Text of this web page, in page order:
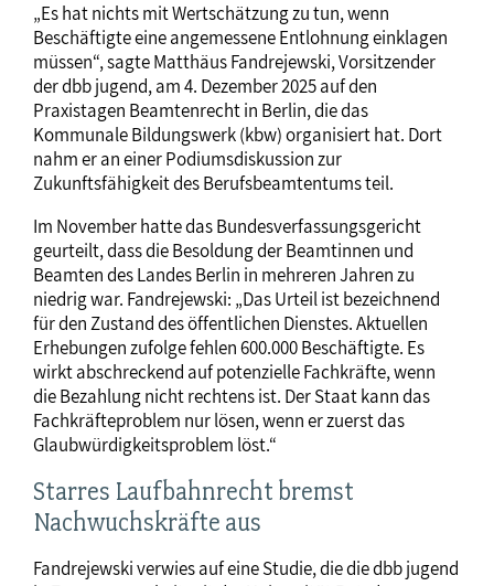
„Es hat nichts mit Wertschätzung zu tun, wenn
Beschäftigte eine angemessene Entlohnung einklagen
müssen“, sagte Matthäus Fandrejewski, Vorsitzender
der dbb jugend, am 4. Dezember 2025 auf den
Praxistagen Beamtenrecht in Berlin, die das
Kommunale Bildungswerk (kbw) organisiert hat. Dort
nahm er an einer Podiumsdiskussion zur
Zukunftsfähigkeit des Berufsbeamtentums teil.
Im November hatte das Bundesverfassungsgericht
geurteilt, dass die Besoldung der Beamtinnen und
Beamten des Landes Berlin in mehreren Jahren zu
niedrig war. Fandrejewski: „Das Urteil ist bezeichnend
für den Zustand des öffentlichen Dienstes. Aktuellen
Erhebungen zufolge fehlen 600.000 Beschäftigte. Es
wirkt abschreckend auf potenzielle Fachkräfte, wenn
die Bezahlung nicht rechtens ist. Der Staat kann das
Fachkräfteproblem nur lösen, wenn er zuerst das
Glaubwürdigkeitsproblem löst.“
Starres Laufbahnrecht bremst
Nachwuchskräfte aus
Fandrejewski verwies auf eine Studie, die die dbb jugend